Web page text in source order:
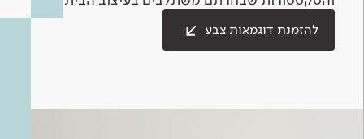
להזמנת דוגמאות צבע